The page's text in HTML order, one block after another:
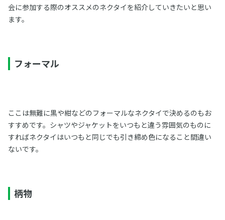
会に参加する際のオススメのネクタイを紹介していきたいと思い
ます。
フォーマル
ここは無難に黒や紺などのフォーマルなネクタイで決めるのもお
すすめです。シャツやジャケットをいつもと違う雰囲気のものに
すればネクタイはいつもと同じでも引き締め色になること間違い
ないです。
柄物